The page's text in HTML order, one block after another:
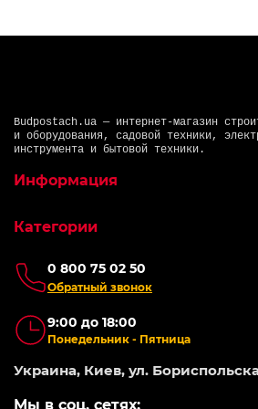
Budpostach.ua — интернет-магазин
и оборудования, садовой техники,
инструмента и бытовой техники.
0 800 75 02 50
Обратный звонок
9:00 до 18:00
Понедельник - Пятница
Украина, Киев, ул.
Мы в соц. сетях:
Информация
Категории